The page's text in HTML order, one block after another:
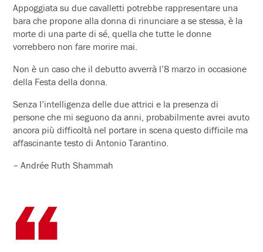
Appoggiata su due cavalletti potrebbe rappresentare una
bara che propone alla donna di rinunciare a se stessa, è la
morte di una parte di sé, quella che tutte le donne
vorrebbero non fare morire mai.
Non è un caso che il debutto avverrà l’8 marzo in occasione
della Festa della donna.
Senza I’intelligenza delle due attrici e la presenza di
persone che mi seguono da anni, probabilmente avrei avuto
ancora più difficoltà nel portare in scena questo difficile ma
affascinante testo di Antonio Tarantino.
– Andrée Ruth Shammah